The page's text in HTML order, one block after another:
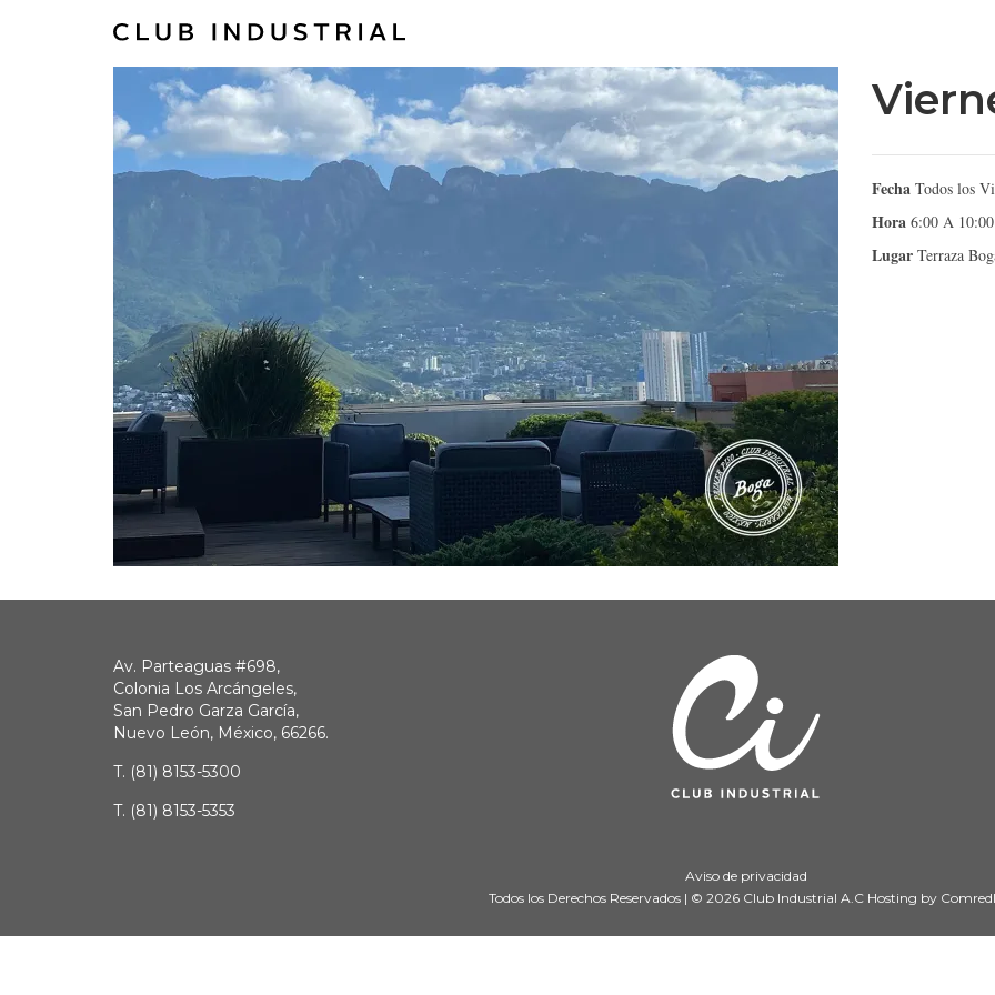
Fecha Todos los
Hora 6:00 A
LugarTerraza
Av. Parteaguas #698,
Colonia Los Arcángeles,
San Pedro Garza García,
Nuevo León, México, 66266.
T. (81) 8153-5300
T. (81) 8153-5353
Aviso de privacidad
Todos los Derechos Reservados | © 2026 Club Industrial A.C Hosting by